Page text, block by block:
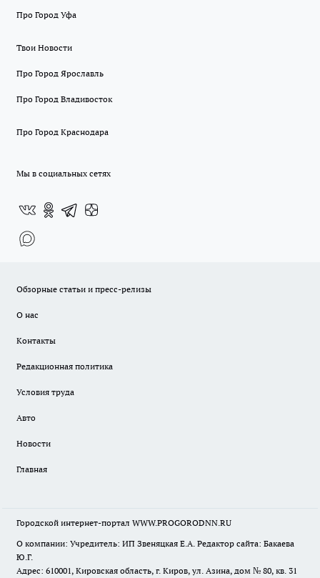
Про Город Уфа
Твои Новости
Про Город Ярославль
Про Город Владивосток
Про Город Краснодара
Мы в социальных сетях
Обзорные статьи и пресс-релизы
О нас
Контакты
Редакционная политика
Условия труда
Авто
Новости
Главная
Городской интернет-портал WWW.PROGORODNN.RU
О компании: Учредитель: ИП Звеняцкая Е.А. Редактор сайта: Бакаева
Ю.Г.
Адрес: 610001, Кировская область, г. Киров, ул. Азина, дом № 80, кв. 31